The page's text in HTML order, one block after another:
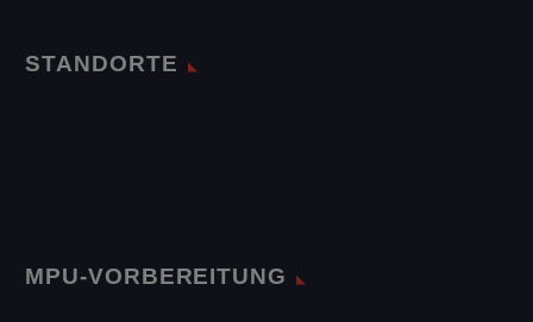
STANDORTE
MPU-VORBEREITUNG